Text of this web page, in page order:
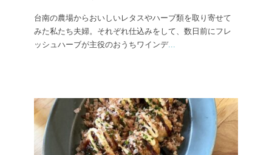
台南の農場からおいしいレタスやハーブ類を取り寄せて
みた私たち夫婦。それぞれ仕込みをして、数日前にフレ
ッシュハーブが主役のおうちワインデ...